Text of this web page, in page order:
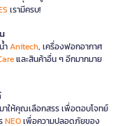
เรามีครบ!
ำAnitech, เครื่องฟอกอากาศ
และสินค้าอื่น ๆ อีกมากมาย
ให้คุณเลือกสรร เพื่อตอบโจทย์
NEOเพื่อความปลอดภัยของ